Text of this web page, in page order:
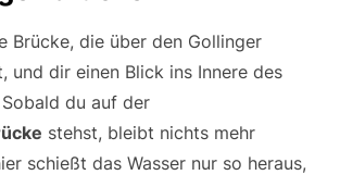
Brücke, die über den Gollinger
und dir einen Blick ins Innere des
du auf der
stehst, bleibt nichts mehr
schießt das Wasser nur so heraus,